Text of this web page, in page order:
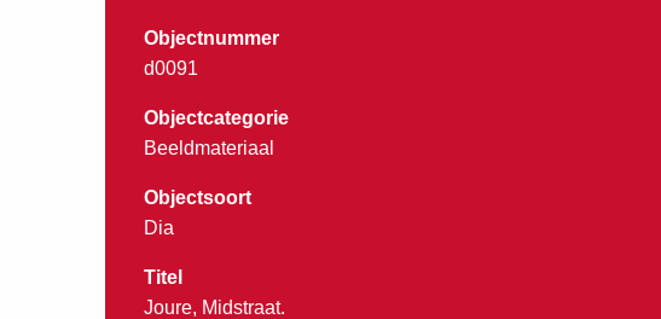
Objectnummer
d0091
Objectcategorie
Beeldmateriaal
Objectsoort
Dia
Titel
Joure, Midstraat.